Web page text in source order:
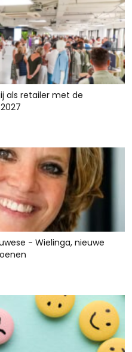
als retailer met de
- Wielinga, nieuwe